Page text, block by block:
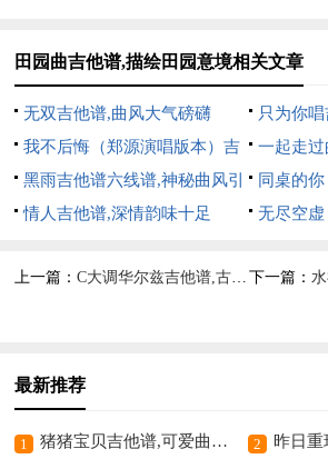
田园曲吉他谱,描绘田园意境相关文章
无双吉他谱,曲风大气磅礴
只为你
意之歌
我不后悔（郑源演唱版本）吉
他谱六线谱,深情表白不后悔
一起走
立曲）吉
情谊
黑雨吉他谱六线谱,神秘曲风引
共鸣
同桌的
六线谱,唤
情人吉他谱,深情韵味十足 无尽空
上一篇：C大调华尔兹吉他谱,古典优雅之韵 下一篇： 水
最新推荐
1 猪猪宝贝吉他谱,可爱曲风超萌 2 昨日